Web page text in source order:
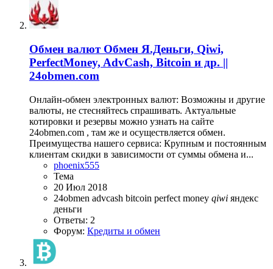
Обмен валют Обмен Я.Деньги, Qiwi,
PerfectMoney, AdvCash, Bitcoin и др. ||
24obmen.com
Онлайн-обмен электронных валют: Возможны и другие
валюты, не стесняйтесь спрашивать. Актуальные
котировки и резервы можно узнать на сайте
24obmen.com , там же и осуществляется обмен.
Преимущества нашего сервиса: Крупным и постоянным
клиентам скидки в зависимости от суммы обмена и...
phoenix555
Тема
20 Июл 2018
24obmen advcash bitcoin perfect money qiwi яндекс
деньги
Ответы: 2
Форум: Кредиты и обмен